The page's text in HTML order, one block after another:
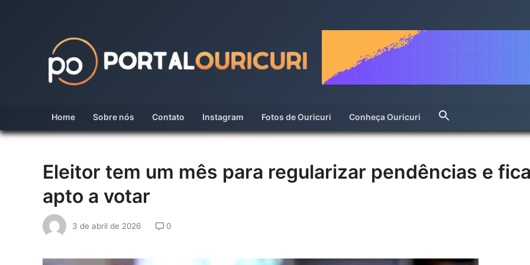
Home Sobre nós Contato Instagram Fotos de Ouricuri Conheça Ouricuri
Eleitor tem um mês para regularizar pendências e
apto a votar
3 de abril de 2026 0